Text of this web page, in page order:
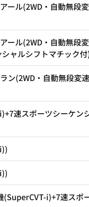
ル(2WD・自動無段
ル(2WD・自動無段
ャルシフトマチック
(2WD・自動無段変
速スポーツシーケン
(SuperCVT-i)+7速スポ